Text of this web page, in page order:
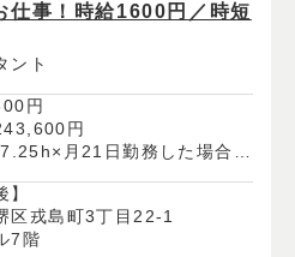
仕事！時給1600円／時短
ント
円
円
月21日勤務した場合）
】
区戎島町3丁目22-1
7階